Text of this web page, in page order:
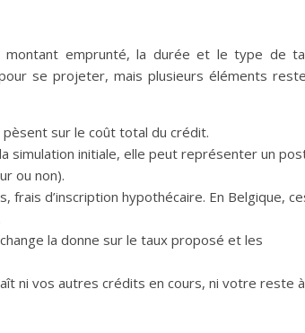
montant emprunté, la durée et le type de
se projeter, mais plusieurs éléments
sur le coût total du crédit.
simulation initiale, elle peut représenter un
ou non).
d’inscription hypothécaire. En Belgique,
la donne sur le taux proposé et les
ni vos autres crédits en cours, ni votre reste à